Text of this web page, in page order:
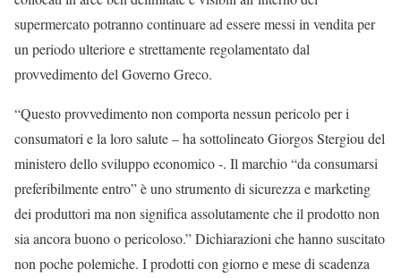
supermercato potranno continuare ad essere messi in vendita per
un periodo ulteriore e strettamente regolamentato dal
provvedimento del Governo Greco.
“Questo provvedimento non comporta nessun pericolo per i
consumatori e la loro salute – ha sottolineato Giorgos Stergiou del
ministero dello sviluppo economico -. Il marchio “da consumarsi
preferibilmente entro” è uno strumento di sicurezza e marketing
dei produttori ma non significa assolutamente che il prodotto non
sia ancora buono o pericoloso.” Dichiarazioni che hanno suscitato
non poche polemiche. I prodotti con giorno e mese di scadenza